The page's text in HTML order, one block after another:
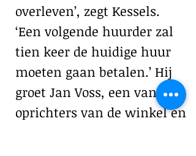
overleven’, zegt Kessels.
‘Een volgende huurder zal
tien keer de huidige huur
moeten gaan betalen.’ Hij
groet Jan Voss, een van de
oprichters van de winkel en